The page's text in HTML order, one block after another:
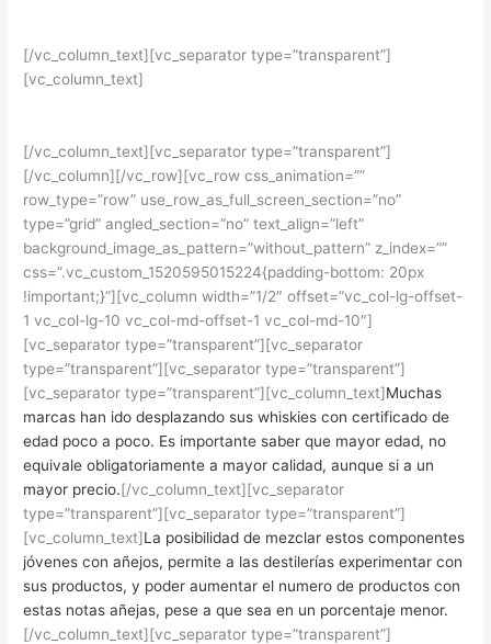
[/vc_column_text][vc_separator type=”transparent”]
[vc_column_text]
[/vc_column_text][vc_separator type=”transparent”]
[/vc_column][/vc_row][vc_row css_animation=””
row_type=”row” use_row_as_full_screen_section=”no”
type=”grid” angled_section=”no” text_align=”left”
background_image_as_pattern=”without_pattern” z_index=””
css=”.vc_custom_1520595015224{padding-bottom: 20px
!important;}”][vc_column width=”1/2″ offset=”vc_col-lg-offset-
1 vc_col-lg-10 vc_col-md-offset-1 vc_col-md-10″]
[vc_separator type=”transparent”][vc_separator
type=”transparent”][vc_separator type=”transparent”]
[vc_separator type=”transparent”][vc_column_text]Muchas
marcas han ido desplazando sus whiskies con certificado de
edad poco a poco. Es importante saber que mayor edad, no
equivale obligatoriamente a mayor calidad, aunque si a un
mayor precio.[/vc_column_text][vc_separator
type=”transparent”][vc_separator type=”transparent”]
[vc_column_text]La posibilidad de mezclar estos componentes
jóvenes con añejos, permite a las destilerías experimentar con
sus productos, y poder aumentar el numero de productos con
estas notas añejas, pese a que sea en un porcentaje menor.
[/vc_column_text][vc_separator type=”transparent”]